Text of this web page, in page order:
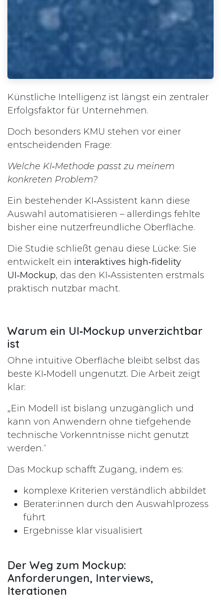
Künstliche Intelligenz ist längst ein zentraler
Erfolgsfaktor für Unternehmen.
Doch besonders KMU stehen vor einer
entscheidenden Frage:
Welche KI‑Methode passt zu meinem
konkreten Problem?
Ein bestehender KI‑Assistent kann diese
Auswahl automatisieren – allerdings fehlte
bisher eine nutzerfreundliche Oberfläche.
Die Studie schließt genau diese Lücke: Sie
entwickelt ein interaktives high‑fidelity
UI‑Mockup, das den KI‑Assistenten erstmals
praktisch nutzbar macht.
Warum ein UI‑Mockup unverzichtbar
ist
Ohne intuitive Oberfläche bleibt selbst das
beste KI‑Modell ungenutzt. Die Arbeit zeigt
klar:
„Ein Modell ist bislang unzugänglich und
kann von Anwendern ohne tiefgehende
technische Vorkenntnisse nicht genutzt
werden.“
Das Mockup schafft Zugang, indem es:
komplexe Kriterien verständlich abbildet
Berater:innen durch den Auswahlprozess
führt
Ergebnisse klar visualisiert
Der Weg zum Mockup:
Anforderungen, Interviews,
Iterationen